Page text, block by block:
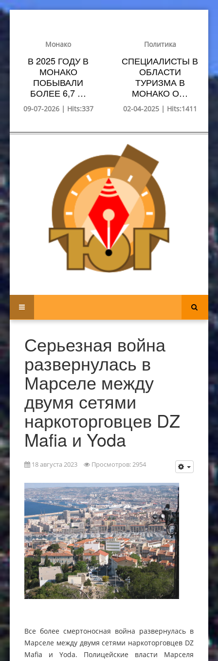
Монако
В 2025 ГОДУ В
МОНАКО
ПОБЫВАЛИ
БОЛЕЕ 6,7 …
09-07-2026 | Hits:337
Политика
СПЕЦИАЛИСТЫ В
ОБЛАСТИ
ТУРИЗМА В
МОНАКО О…
02-04-2025 | Hits:1411
Серьезная война
развернулась в
Марселе между
двумя сетями
наркоторговцев DZ
Mafia и Yoda
18 августа 2023 Просмотров: 2954
Все более смертоносная война развернулась в
Марселе между двумя сетями наркоторговцев DZ
Mafia и Yoda. Полицейские власти Марселя